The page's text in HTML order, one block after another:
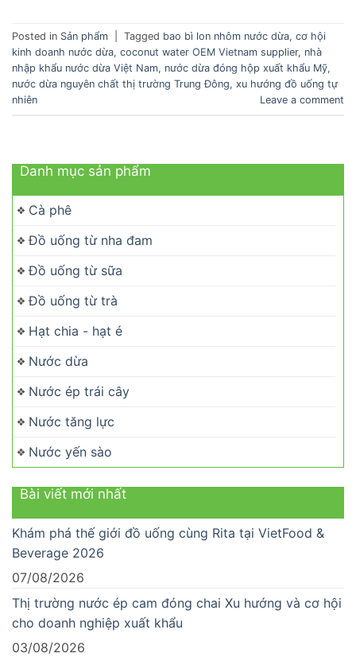
Posted in Sản phẩm Tagged bao bì lon nhôm nước dừa, cơ hội
kinh doanh nước dừa, coconut water OEM Vietnam supplier, nhà
nhập khẩu nước dừa Việt Nam, nước dừa đóng hộp xuất khẩu Mỹ,
nước dừa nguyên chất thị trường Trung Đông, xu hướng đồ uống tự
nhiên
Leave a comment
Danh mục sản phẩm
Cà phê
Đồ uống từ nha đam
Đồ uống từ sữa
Đồ uống từ trà
Hạt chia - hạt é
Nước dừa
Nước ép trái cây
Nước tăng lực
Nước yến sào
Bài viết mới nhất
Khám phá thế giới đồ uống cùng Rita tại VietFood &
Beverage 2026
07/08/2026
Thị trường nước ép cam đóng chai Xu hướng và cơ hội
cho doanh nghiệp xuất khẩu
03/08/2026